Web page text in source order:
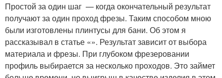
Простой за один шаг — когда окончательный результат
получают за один проход фрезы. Таким способом мною
были изготовлены плинтусы для бани. Об этом я
рассказывал в статье «». Результат зависит от выбора
материала и фрезы. При глубоком фрезеровании
профиль выбирается за несколько проходов. Это займет